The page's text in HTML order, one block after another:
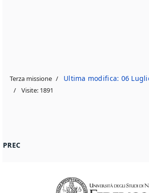
Terza missione Ultima modifica: 06
Visite: 1891
ARTICOLO PRECEDENTE: ECORD “SCHOOL
PREC